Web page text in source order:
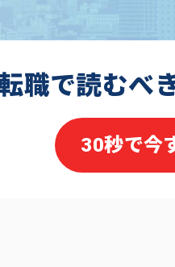
職で読むべ
30秒で今